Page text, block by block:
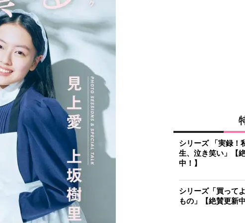
シリーズ 「実録！
生、泣き笑い」【
中！】
シリーズ「買って
もの」【絶賛更新中